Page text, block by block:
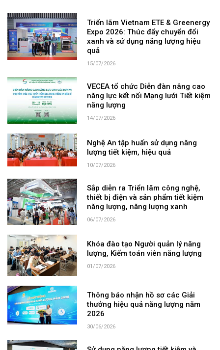
Triển lãm Vietnam ETE & Greenergy
Expo 2026: Thúc đẩy chuyển đổi
xanh và sử dụng năng lượng hiệu
quả
15/07/2026
VECEA tổ chức Diễn đàn nâng cao
năng lực kết nối Mạng lưới Tiết kiệm
năng lượng
14/07/2026
Nghệ An tập huấn sử dụng năng
lượng tiết kiệm, hiệu quả
10/07/2026
Sắp diễn ra Triển lãm công nghệ,
thiết bị điện và sản phẩm tiết kiệm
năng lượng, năng lượng xanh
06/07/2026
Khóa đào tạo Người quản lý năng
lượng, Kiểm toán viên năng lượng
01/07/2026
Thông báo nhận hồ sơ các Giải
thưởng hiệu quả năng lượng năm
2026
30/06/2026